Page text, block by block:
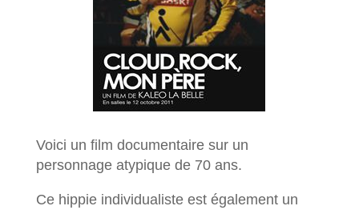
Voici un film documentaire sur un
personnage atypique de 70 ans.
Ce hippie individualiste est également un